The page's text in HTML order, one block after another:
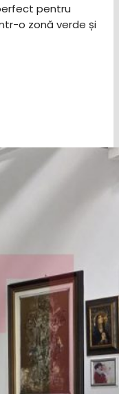
pentru
o zonă verde și